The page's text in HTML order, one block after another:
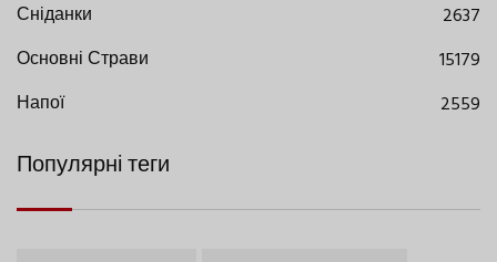
Сніданки
2637
Основні Страви
15179
Напої
2559
Популярні теги